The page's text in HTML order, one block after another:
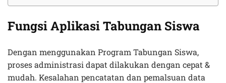
Fungsi Aplikasi Tabungan Siswa
Dengan menggunakan Program Tabungan Siswa,
proses administrasi dapat dilakukan dengan cepat &
mudah. Kesalahan pencatatan dan pemalsuan data